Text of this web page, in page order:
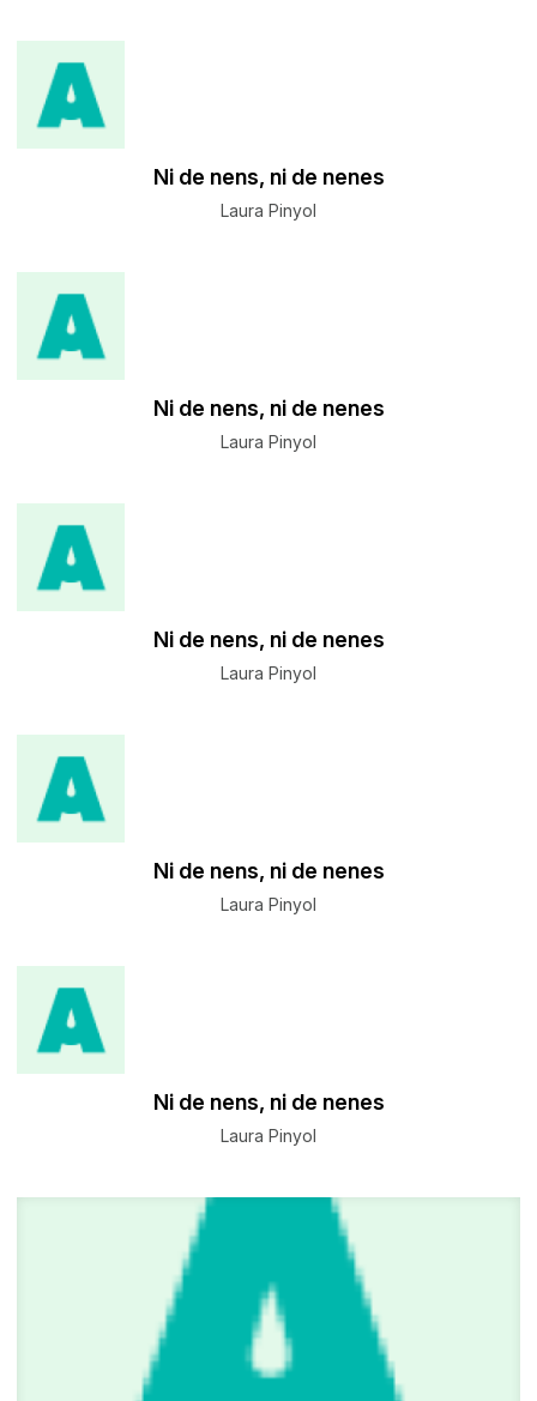
​Ni de nens, ni de nenes
Laura Pinyol
​Ni de nens, ni de nenes
Laura Pinyol
​Ni de nens, ni de nenes
Laura Pinyol
​Ni de nens, ni de nenes
Laura Pinyol
​Ni de nens, ni de nenes
Laura Pinyol